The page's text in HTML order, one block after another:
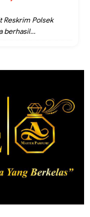
Reskrim Polsek
berhasil...